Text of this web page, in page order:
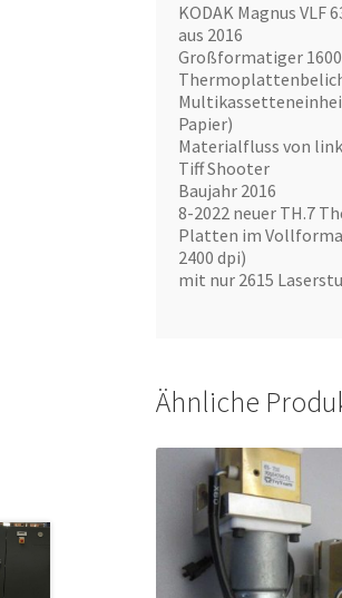
KODAK Magnus VLF
aus 2016
Großformatiger
Papier)
Materialfluss von
Tiff Shooter
Baujahr 2016
8-2022 neuer TH.7
Platten im
2400 dpi)
mit nur 2615
Ähnliche